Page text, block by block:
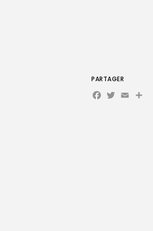
PARTAGER
Twitter
Email